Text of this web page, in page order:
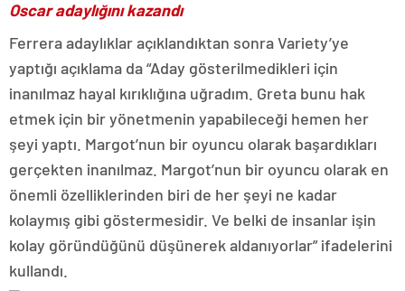
Oscar adaylığını kazandı
Ferrera adaylıklar açıklandıktan sonra Variety’ye
yaptığı açıklama da “Aday gösterilmedikleri için
inanılmaz hayal kırıklığına uğradım. Greta bunu hak
etmek için bir yönetmenin yapabileceği hemen her
şeyi yaptı. Margot’nun bir oyuncu olarak başardıkları
gerçekten inanılmaz. Margot’nun bir oyuncu olarak en
önemli özelliklerinden biri de her şeyi ne kadar
kolaymış gibi göstermesidir. Ve belki de insanlar işin
kolay göründüğünü düşünerek aldanıyorlar” ifadelerini
kullandı.